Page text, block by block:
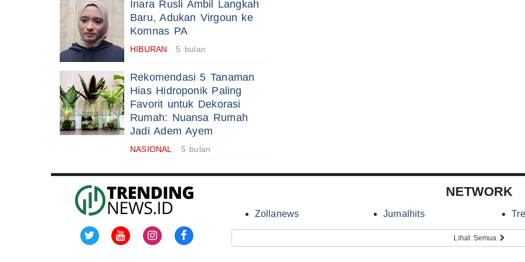
Inara Rusli Ambil Langkah
Baru, Adukan Virgoun ke
Komnas PA
HIBURAN 5 bulan
Rekomendasi 5 Tanaman
Hias Hidroponik Paling
Favorit untuk Dekorasi
Rumah: Nuansa Rumah
Jadi Adem Ayem
NASIONAL 5 bulan
NETWORK
Zollanews Jurnalhits
Lihat Semua